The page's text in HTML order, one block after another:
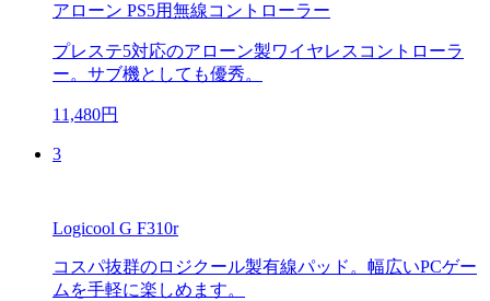
アローン PS5用無線コントローラー
プレステ5対応のアローン製ワイヤレスコントローラ
ー。サブ機としても優秀。
11,480円
3
Logicool G F310r
コスパ抜群のロジクール製有線パッド。幅広いPCゲー
ムを手軽に楽しめます。